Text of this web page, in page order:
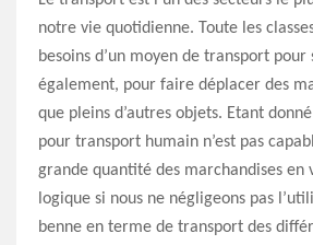
notre vie quotidienne. Toute les
besoins d’un moyen de transport
également, pour faire déplacer des
que pleins d’autres objets. Etant
pour transport humain n’est pas
grande quantité des marchandises en
logique si nous ne négligeons pas
benne en terme de transport des